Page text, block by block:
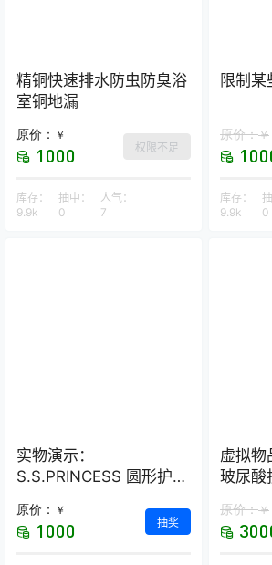
精铜快速排水防虫防臭浴
室铜地漏
原价： ￥
1000 权限不足
库存：
9.9k
抽中：
0
人气：
7
限制某
原价：￥
库存：
9.9k
0
实物演示：
S.S.PRINCESS 圆形护颈
原价： ￥
1000 抽奖
虚拟物
玻尿酸
原价：￥